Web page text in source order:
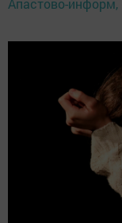
Апастово-информ,